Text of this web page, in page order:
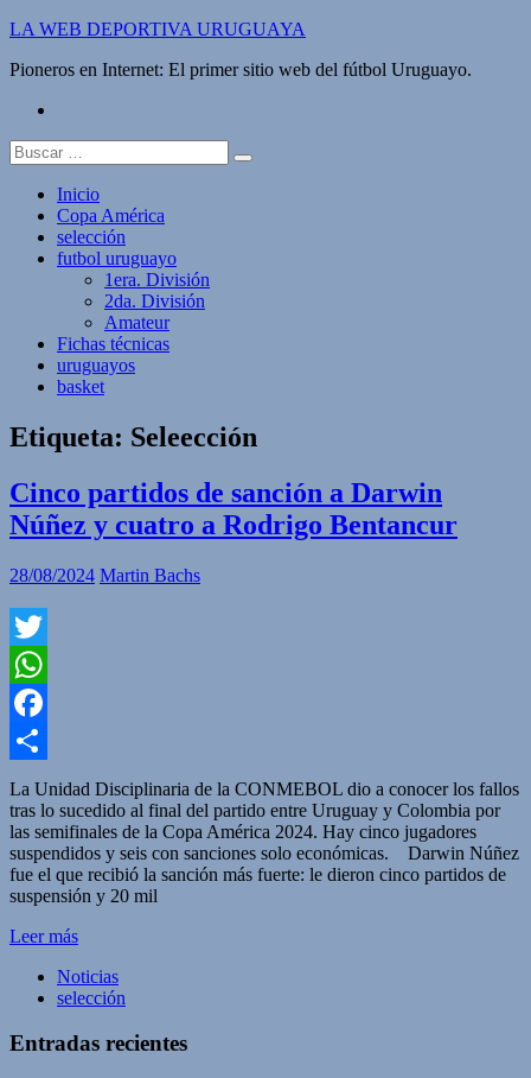
Saltar
contenido
LA WEB DEPORTIVA URUGUAYA
Pioneros en Internet: El primer sitio web del fútbol Uruguayo.
Buscar:
Inicio
Copa América
selección
futbol uruguayo
1era. División
2da. División
Amateur
Fichas técnicas
uruguayos
basket
Etiqueta: Seleección
Cinco partidos de sanción a Darwin
Núñez y cuatro a Rodrigo Bentancur
28/08/2024 Martin Bachs
Twitter
WhatsApp
Facebook
Compartir
La Unidad Disciplinaria de la CONMEBOL dio a conocer los fallos
tras lo sucedido al final del partido entre Uruguay y Colombia por
las semifinales de la Copa América 2024. Hay cinco jugadores
suspendidos y seis con sanciones solo económicas. Darwin Núñez
fue el que recibió la sanción más fuerte: le dieron cinco partidos de
suspensión y 20 mil
Leer más
Noticias
selección
Entradas recientes